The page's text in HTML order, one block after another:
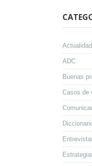
Actualidad
ADC
Buenas
Casos de